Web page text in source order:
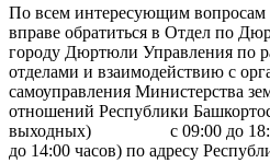
По всем интересующим вопросам
вправе обратиться в Отдел по
городу Дюртюли Управления по
отделами и взаимодействию с
самоуправления Министерства
отношений Республики
выходных) с 09:00 до 18:00
до 14:00 часов) по адресу